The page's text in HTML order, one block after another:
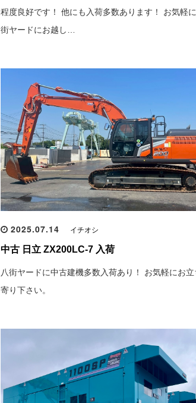
程度良好です！ 他にも入荷多数あります！ お気軽
街ヤードにお越し…
2025.07.14 イチオシ
中古 日立 ZX200LC-7 入荷
八街ヤードに中古建機多数入荷あり！ お気軽にお立
寄り下さい。